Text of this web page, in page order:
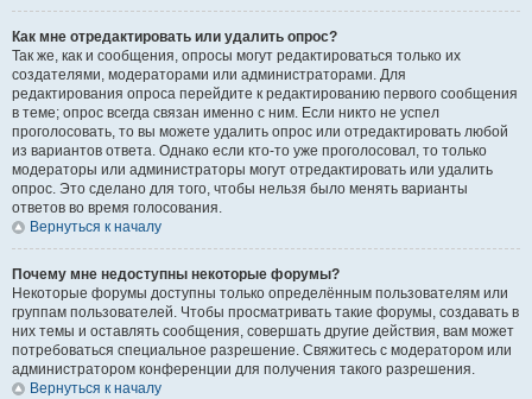
Как мне отредактировать или удалить опрос?
Так же, как и сообщения, опросы могут редактироваться только их
создателями, модераторами или администраторами. Для
редактирования опроса перейдите к редактированию первого сообщения
в теме; опрос всегда связан именно с ним. Если никто не успел
проголосовать, то вы можете удалить опрос или отредактировать любой
из вариантов ответа. Однако если кто-то уже проголосовал, то только
модераторы или администраторы могут отредактировать или удалить
опрос. Это сделано для того, чтобы нельзя было менять варианты
ответов во время голосования.
Вернуться к началу
Почему мне недоступны некоторые форумы?
Некоторые форумы доступны только определённым пользователям или
группам пользователей. Чтобы просматривать такие форумы, создавать в
них темы и оставлять сообщения, совершать другие действия, вам может
потребоваться специальное разрешение. Свяжитесь с модератором или
администратором конференции для получения такого разрешения.
Вернуться к началу